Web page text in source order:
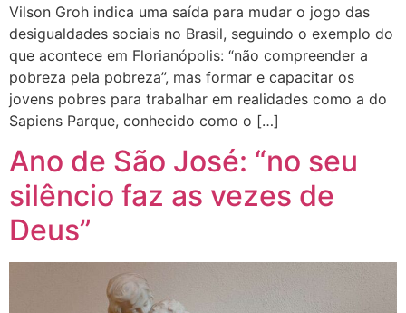
Vilson Groh indica uma saída para mudar o jogo das
desigualdades sociais no Brasil, seguindo o exemplo do
que acontece em Florianópolis: “não compreender a
pobreza pela pobreza”, mas formar e capacitar os
jovens pobres para trabalhar em realidades como a do
Sapiens Parque, conhecido como o […]
Ano de São José: “no seu
silêncio faz as vezes de
Deus”